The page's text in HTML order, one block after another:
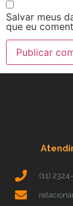
Salvar meus
que eu
(11)